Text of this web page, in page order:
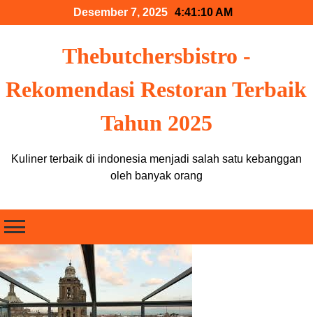
to
Desember 7, 2025 4:41:10 AM
Thebutchersbistro -
Rekomendasi Restoran Terbaik
Tahun 2025
Kuliner terbaik di indonesia menjadi salah satu kebanggan
oleh banyak orang